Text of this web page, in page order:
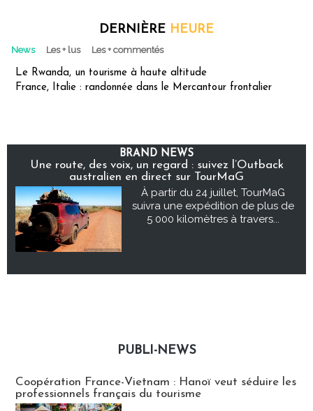
DERNIÈRE HEURE
News Les + lus Les + commentés
Le Rwanda, un tourisme à haute altitude
France, Italie : randonnée dans le Mercantour frontalier
BRAND NEWS
Une route, des voix, un regard : suivez l’Outback
australien en direct sur TourMaG
À partir du 24 juillet, TourMaG
suivra une expédition de plus de
5 000 kilomètres à travers...
PUBLI-NEWS
Coopération France-Vietnam : Hanoï veut séduire les
professionnels français du tourisme